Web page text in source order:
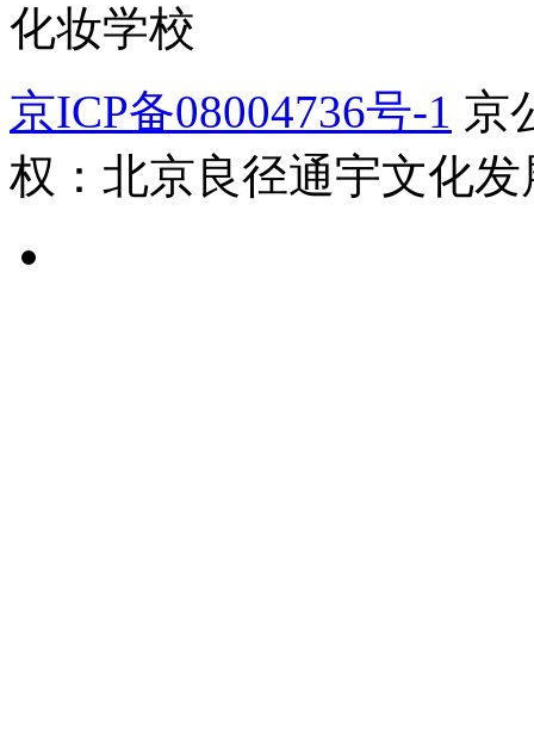
化妆学校
京ICP备08004736号-1 京
权：北京良径通宇文化发